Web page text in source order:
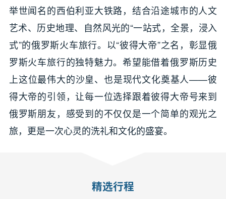
举世闻名的西伯利亚大铁路，结合沿途城市的人文
艺术、历史地理、自然风光的“一站式，全景，浸入
式”的俄罗斯火车旅行。以“彼得大帝”之名，彰显俄
罗斯火车旅行的独特魅力。希望能借着俄罗斯历史
上这位最伟大的沙皇、也是现代文化奠基人——彼
得大帝的引领，让每一位选择跟着彼得大帝号来到
俄罗斯朋友，感受到的不仅仅是一个简单的观光之
旅，更是一次心灵的洗礼和文化的盛宴。
精选行程